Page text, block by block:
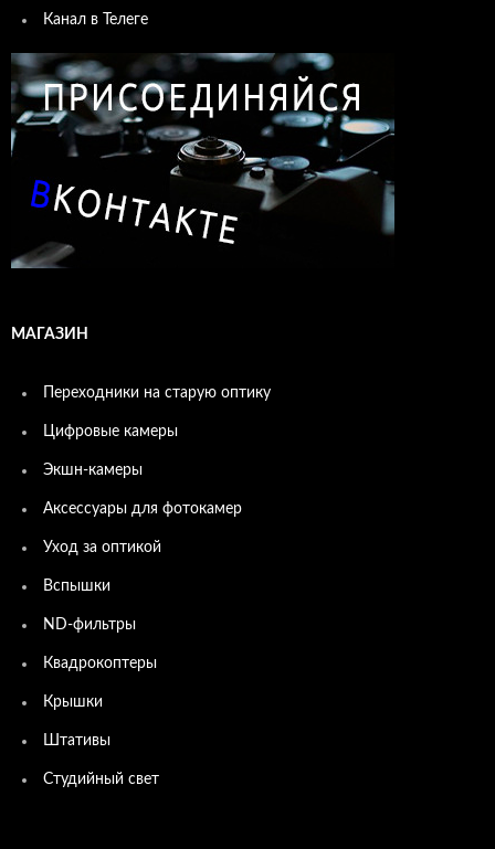
Канал в Телеге
МАГАЗИН
Переходники на старую оптику
Цифровые камеры
Экшн-камеры
Аксессуары для фотокамер
Уход за оптикой
Вспышки
ND-фильтры
Квадрокоптеры
Крышки
Штативы
Студийный свет